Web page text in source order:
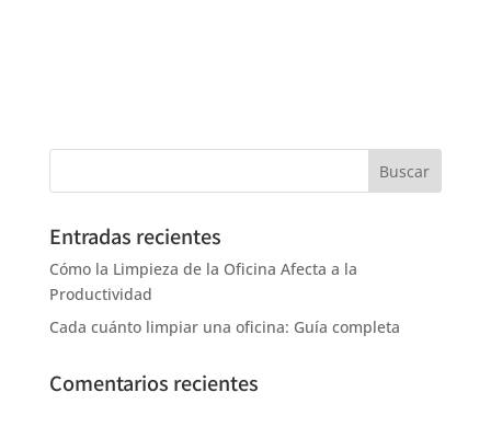
Entradas recientes
Cómo la Limpieza de la Oficina Afecta a la
Productividad
Cada cuánto limpiar una oficina: Guía completa
Comentarios recientes